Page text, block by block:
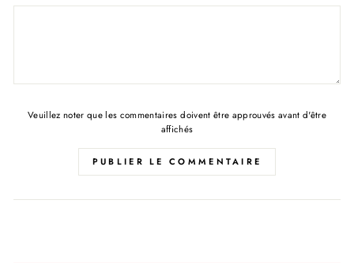
Veuillez noter que les commentaires doivent être approuvés avant d'être
affichés
PUBLIER LE COMMENTAIRE